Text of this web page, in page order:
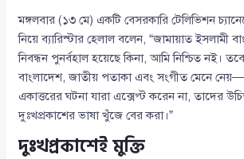
মঙ্গলবার (১৩ মে) একটি বেসরকারি টেলিভিশন
নিয়ে ব্যারিস্টার হেলাল বলেন, “জামায়াত ইসলামী
নিবন্ধন পুনর্বহাল হয়েছে কিনা, আমি নিশ্চিত নই।
বাংলাদেশ, জাতীয় পতাকা এবং সংগীত মেনে
একাত্তরের ঘটনা যারা এক্সেপ্ট করেন না, তাদের
দুঃখপ্রকাশের ভাষা খুঁজে বের করা।”
দুঃখপ্রকাশেই মুক্তি